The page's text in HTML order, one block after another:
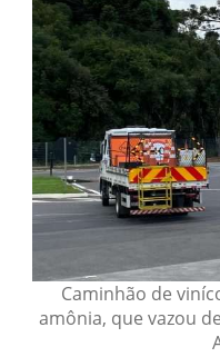
Caminhão de
amônia, que vazou